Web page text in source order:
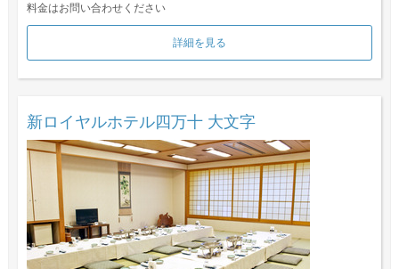
料金はお問い合わせください
詳細を見る
新ロイヤルホテル四万十 大文字